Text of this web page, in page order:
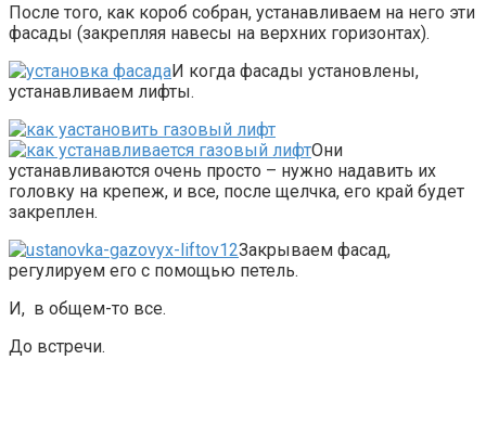
После того, как короб собран, устанавливаем на него эти
фасады (закрепляя навесы на верхних горизонтах).
И когда фасады установлены,
устанавливаем лифты.
Они
устанавливаются очень просто – нужно надавить их
головку на крепеж, и все, после щелчка, его край будет
закреплен.
Закрываем фасад,
регулируем его с помощью петель.
И, в общем-то все.
До встречи.